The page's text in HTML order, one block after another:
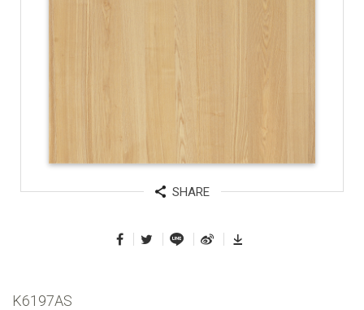
SHARE
K6197AS